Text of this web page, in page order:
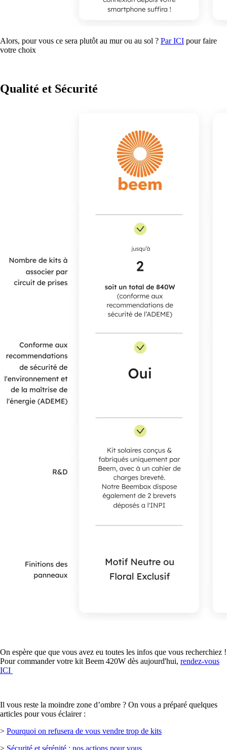
Alors, pour vous ce sera plutôt au mur ou au sol ? Par ICI pour faire
votre choix
Qualité et Sécurité
On espère que que vous avez eu toutes les infos que vous recherchiez !
Pour commander votre kit Beem 420W dès aujourd'hui, rendez-vous
ICI
Il vous reste la moindre zone d’ombre ? On vous a préparé quelques
articles pour vous éclairer :
> Pourquoi on refusera de vous vendre trop de kits
> Sécurité et sérénité : nos actions pour vous